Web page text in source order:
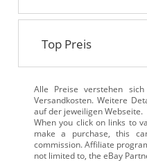
Top Preis
Alle Preise verstehen
Versandkosten. Weitere
auf der jeweiligen Webseite.